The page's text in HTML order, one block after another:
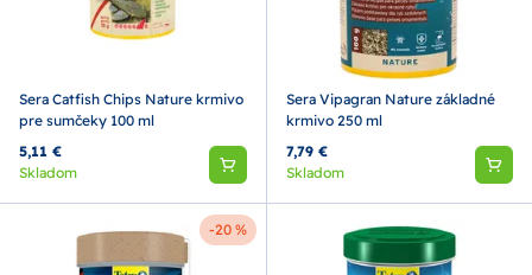
Sera Catfish Chips Nature krmivo
pre sumčeky 100 ml
5,11 €
Skladom
Sera Vipagran Nature základné
krmivo 250 ml
7,79 €
Skladom
-20 %